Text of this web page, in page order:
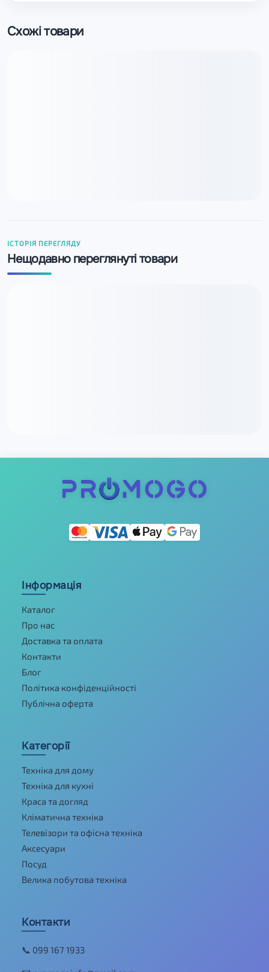
Схожі товари
ІСТОРІЯ ПЕРЕГЛЯДУ
Нещодавно переглянуті товари
Інформація
Каталог
Про нас
Доставка та оплата
Контакти
Блог
Політика конфіденційності
Публічна оферта
Категорії
Техніка для дому
Техніка для кухні
Краса та догляд
Кліматична техніка
Телевізори та офісна техніка
Аксесуари
Посуд
Велика побутова техніка
Контакти
📞 099 167 1933